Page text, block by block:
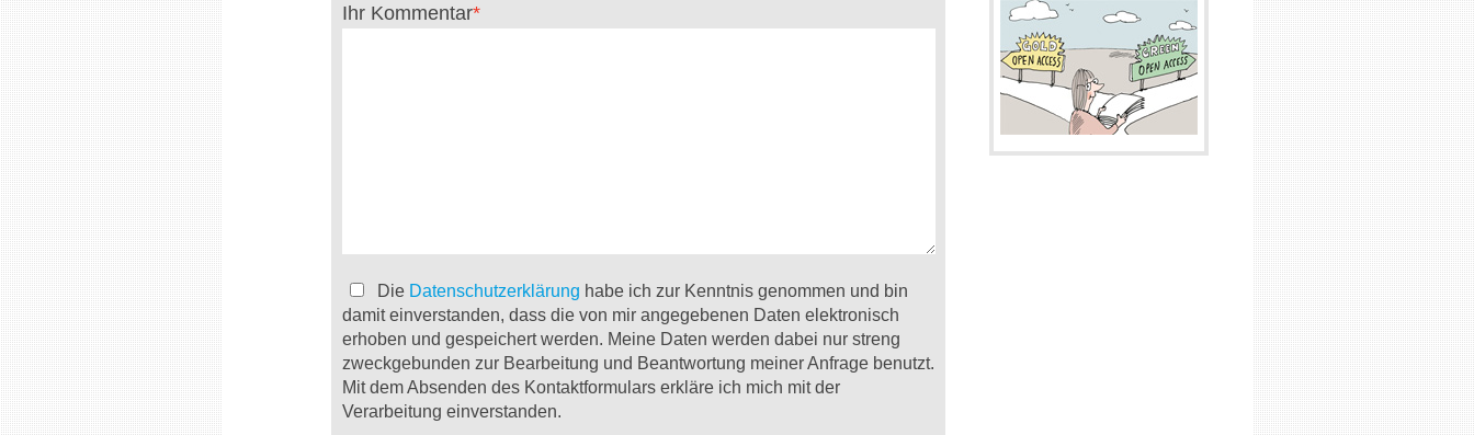
Ihr Kommentar
Die Datenschutzerklärung habe ich zur Kenntnis genommen und bin
damit einverstanden, dass die von mir angegebenen Daten elektronisch
erhoben und gespeichert werden. Meine Daten werden dabei nur streng
zweckgebunden zur Bearbeitung und Beantwortung meiner Anfrage benutzt.
Mit dem Absenden des Kontaktformulars erkläre ich mich mit der
Verarbeitung einverstanden.